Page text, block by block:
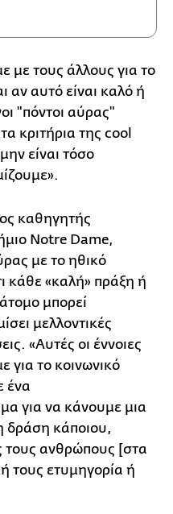
με τους άλλους για το
αν αυτό είναι καλό ή
"πόντοι αύρας"
κριτήρια της cool
είναι τόσο
καθηγητής
Notre Dame,
με τo ηθικό
κάθε «καλή» πράξη ή
μπορεί
μελλοντικές
«Αυτές οι έννοιες
για το κοινωνικό
ένα
για να κάνουμε μια
δράση κάποιου,
τους ανθρώπους [στα
τους ετυμηγορία ή